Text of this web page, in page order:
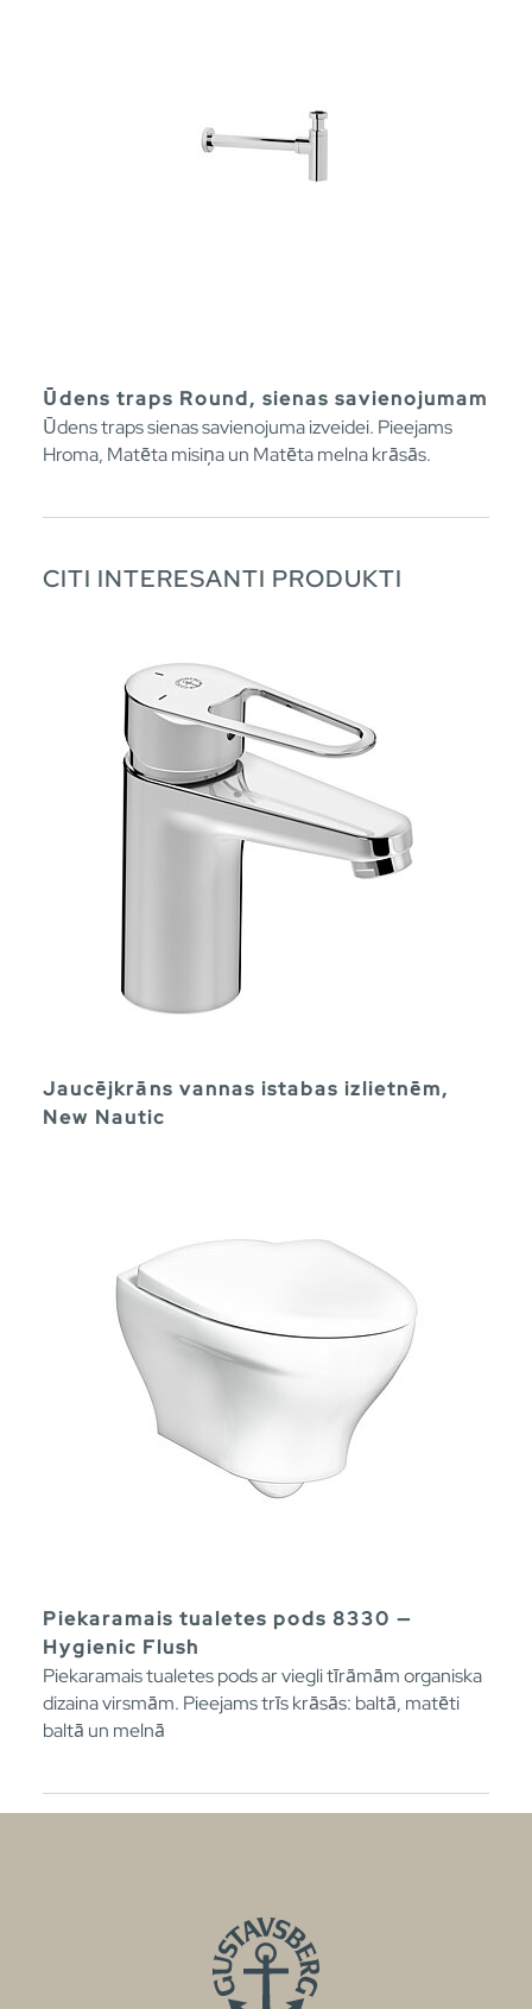
Ūdens traps Round, sienas savienojumam
Ūdens traps sienas savienojuma izveidei. Pieejams
Hroma, Matēta misiņa un Matēta melna krāsās.
CITI INTERESANTI PRODUKTI
Jaucējkrāns vannas istabas izlietnēm,
New Nautic
Piekaramais tualetes pods 8330 —
Hygienic Flush
Piekaramais tualetes pods ar viegli tīrāmām organiska
dizaina virsmām. Pieejams trīs krāsās: baltā, matēti
baltā un melnā